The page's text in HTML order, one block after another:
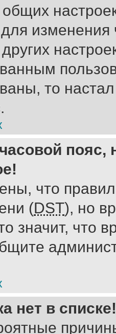
общих
изменения
то
пояс,
что
(DST), но
значит, что
нет в списке!